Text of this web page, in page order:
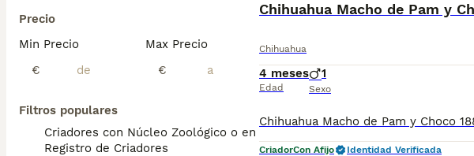
Precio
Min Precio
€
Max Precio
€
Filtros populares
Criadores con Núcleo Zoológico o en el
Registro de Criadores
Chihuahua
4 meses
Edad
1
Sexo
CriadorCon Afijo
Identidad Verificada